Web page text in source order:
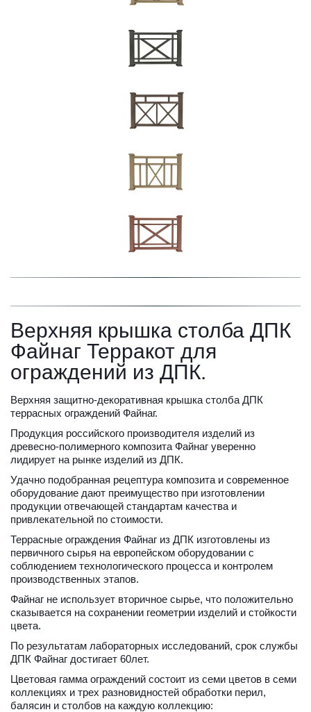
Верхняя крышка столба ДПК
Файнаг Терракот для
ограждений из ДПК.
Верхняя защитно-декоративная крышка столба ДПК
террасных ограждений Файнаг.
Продукция российского производителя изделий из
древесно-полимерного композита Файнаг уверенно
лидирует на рынке изделий из ДПК.
Удачно подобранная рецептура композита и современное
оборудование дают преимущество при изготовлении
продукции отвечающей стандартам качества и
привлекательной по стоимости.
Террасные ограждения Файнаг из ДПК изготовлены из
первичного сырья на европейском оборудовании с
соблюдением технологического процесса и контролем
производственных этапов.
Файнаг не использует вторичное сырье, что положительно
сказывается на сохранении геометрии изделий и стойкости
цвета.
По результатам лабораторных исследований, срок службы
ДПК Файнаг достигает 60лет.
Цветовая гамма ограждений состоит из семи цветов в семи
коллекциях и трех разновидностей обработки перил,
балясин и столбов на каждую коллекцию: